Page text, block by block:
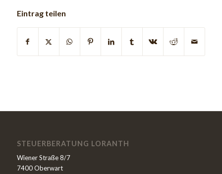
Eintrag teilen
STEUERBERATUNG LORANTH
Wiener Straße 8/7
7400 Oberwart